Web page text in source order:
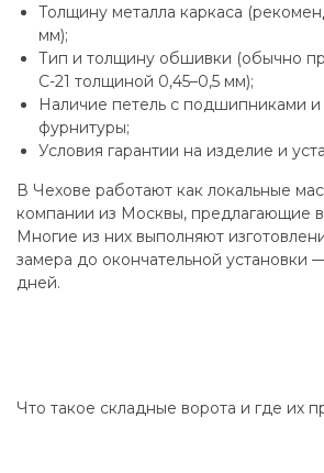
Толщину металла каркаса
мм);
Тип и толщину обшивки (обычно
С-21 толщиной 0,45–0,5 мм);
Наличие петель с подшипниками
фурнитуры;
Условия гарантии на изделие и
В Чехове работают как локальные
компании из Москвы, предлагающие
Многие из них выполняют
замера до окончательной установки
дней.
Что такое складные ворота и где их